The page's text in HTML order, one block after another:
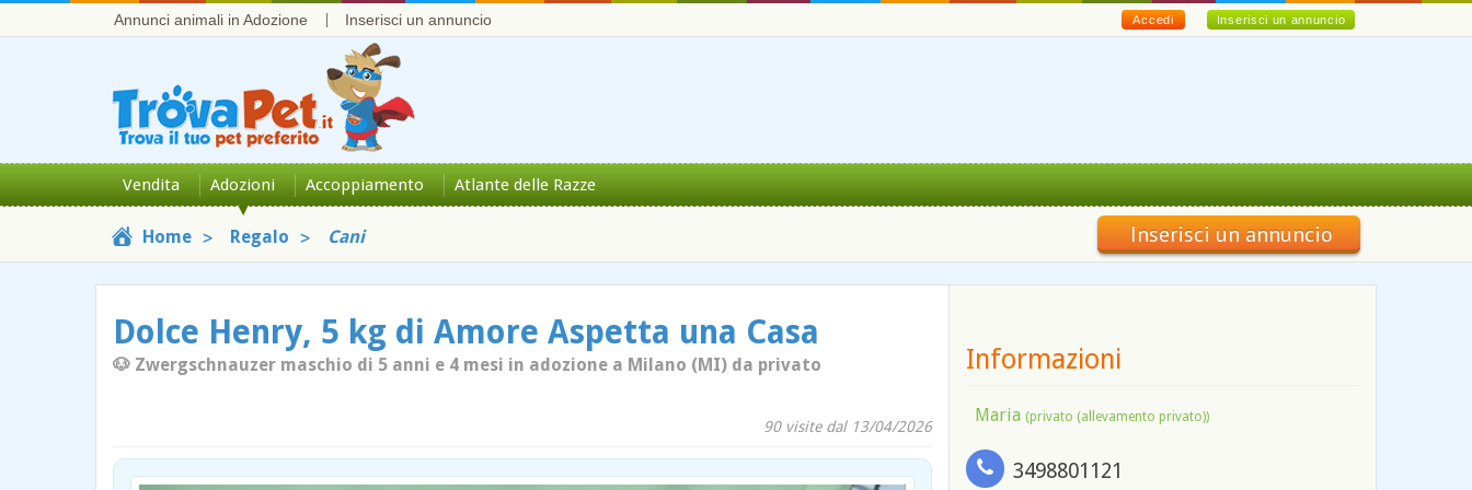
Annunci animali in Adozione Inserisci un annuncio Inserisci un annuncio
Accedi
Vendita Adozioni Accoppiamento Atlante delle Razze
Home Regalo Cani Inserisci un annuncio
Dolce Henry, 5 kg di Amore Aspetta una Casa
🐶 Zwergschnauzer maschio di 5 anni e 4 mesi in adozione a Milano (MI) da privato
90 visite dal 13/04/2026
Informazioni
Maria (privato (allevamento privato))
3498801121